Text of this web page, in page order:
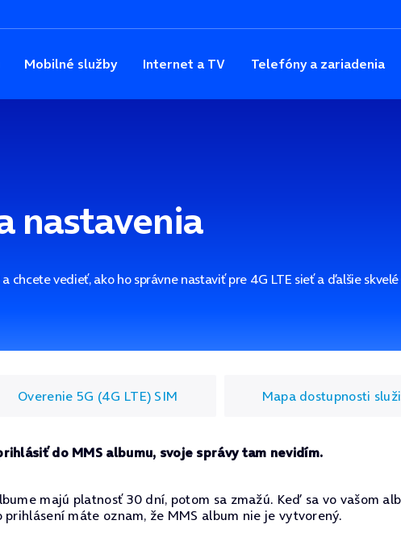
Mobilné služby Internet a TV Telefóny a zariadenia
nastavenia
chcete vedieť, ako ho správne nastaviť pre 4G LTE sieť a ďalšie skvelé
Overenie 5G (4G LTE) SIM Mapa dostupnosti
do MMS albumu, svoje správy tam nevidím.
majú platnosť 30 dní, potom sa zmažú. Keď sa vo vašom
prihlásení máte oznam, že MMS album nie je vytvorený.